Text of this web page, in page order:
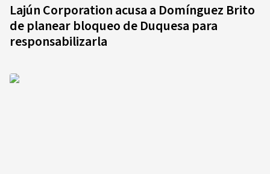
Lajún Corporation acusa a Domínguez Brito
de planear bloqueo de Duquesa para
responsabilizarla